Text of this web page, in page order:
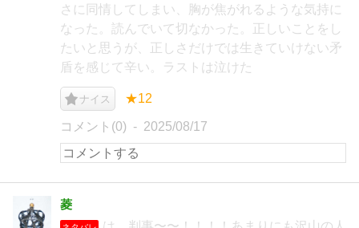
さに同情してしまい、胸が焦がれるような気持に
なった。読んでいて切なかった。正しいことをし
たいと思うが、正しさだけでは生きていけない矛
盾を感じて辛い。ラストは泣けた
ナイス ★12
コメント(0) 2025/08/17
菱